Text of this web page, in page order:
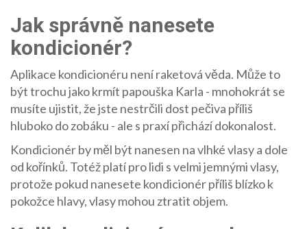
Jak správně nanesete
kondicionér?
Aplikace kondicionéru není raketová věda. Může to
být trochu jako krmít papouška Karla - mnohokrát se
musíte ujistit, že jste nestrčili dost pečiva příliš
hluboko do zobáku - ale s praxí přichází dokonalost.
Kondicionér by měl být nanesen na vlhké vlasy a dole
od kořínků. Totéž platí pro lidi s velmi jemnými vlasy,
protože pokud nanesete kondicionér příliš blízko k
pokožce hlavy, vlasy mohou ztratit objem.